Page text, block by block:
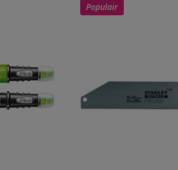
Populair